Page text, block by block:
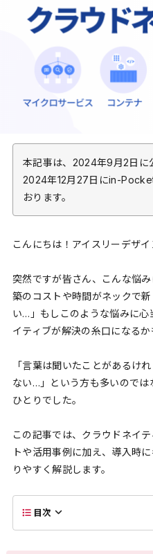
本記事は、2024年9月2日に
2024年12月27日にin-
おります。
こんにちは！アイスリーデザイ
突然ですが皆さん、こんな悩
築のコストや時間がネックで
い…」もしこのような悩みに
イティブが解決の糸口になるか
「言葉は聞いたことがあるけ
ない…」という方も多いので
ひとりでした。
この記事では、クラウドネイ
トや活用事例に加え、導入時
りやすく解説します。
目次